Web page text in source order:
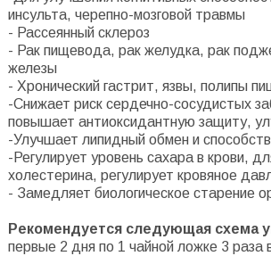
инсульта, черепно-мозговой травмы
- Рассеянный склероз
- Рак пищевода, рак желудка, рак
железы
- Хронический гастрит, язвы, полипы
-Снижает риск сердечно-сосудистых
повышает антиоксидантную защиту,
-Улучшает липидный обмен и
-Регулирует уровень сахара в крови,
холестерина, регулирует кровяное
- Замедляет биологическое старение
Рекомендуется следующая схема
первые 2 дня по 1 чайной ложке 3